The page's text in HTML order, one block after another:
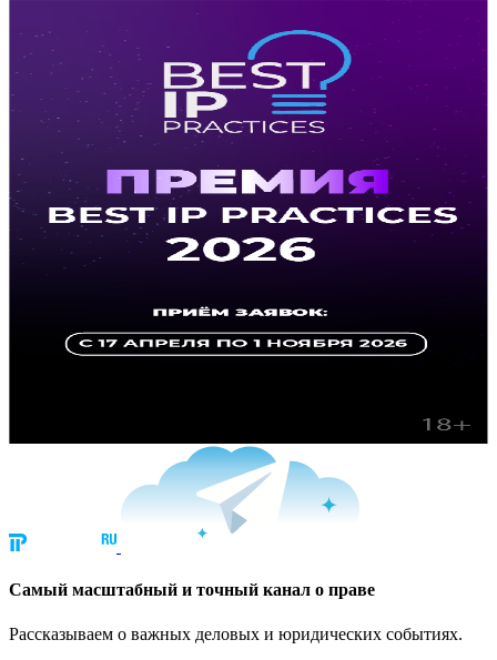
Cамый масштабный и точный канал о праве
Рассказываем о важных деловых и юридических событиях.